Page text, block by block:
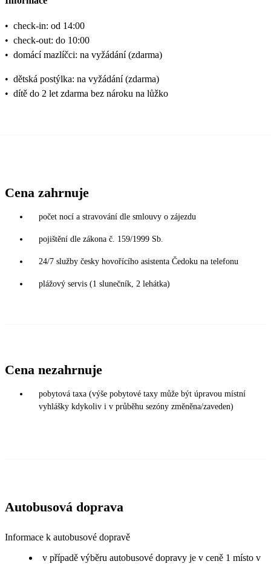
• check-in: od 14:00
• check-out: do 10:00
• domácí mazlíčci: na vyžádání (zdarma)
• dětská postýlka: na vyžádání (zdarma)
• dítě do 2 let zdarma bez nároku na lůžko
Cena zahrnuje
počet nocí a stravování dle smlouvy o zájezdu
pojištění dle zákona č. 159/1999 Sb.
24/7 služby česky hovořícího asistenta Čedoku na telefonu
plážový servis (1 slunečník, 2 lehátka)
Cena nezahrnuje
pobytová taxa (výše pobytové taxy může být úpravou místní
vyhlášky kdykoliv i v průběhu sezóny změněna/zaveden)
Autobusová doprava
Informace k autobusové dopravě
v případě výběru autobusové dopravy je v ceně 1 místo v